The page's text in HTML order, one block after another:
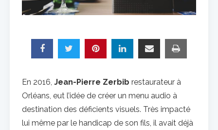
En 2016, Jean-Pierre Zerbib restaurateur à
Orléans, eut l’idée de créer un menu audio à
destination des déficients visuels. Très impacté
lui même par le handicap de son fils, il avait déjà